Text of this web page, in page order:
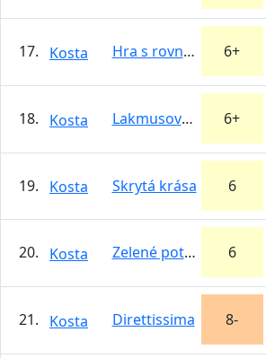
17. Kosta Hra s rovnováhou 6+
18. Kosta Lakmusový papierik 6+
19. Kosta Skrytá krása 6
20. Kosta Zelené potešenie 6
21. Kosta Direttissima 8-